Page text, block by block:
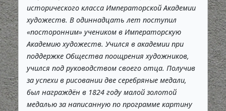
исторического класса Императорской Академии
художеств. В одиннадцать лет поступил
«посторонним» учеником в Императорскую
Академию художеств. Учился в академии при
поддержке Общества поощрения художников,
учился под руководством своего отца. Получив
за успехи в рисовании две серебряные медали,
был награждён в 1824 году малой золотой
медалью за написанную по программе картину